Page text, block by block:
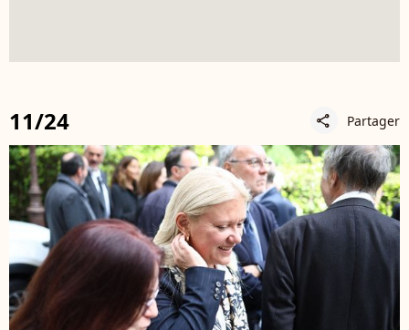
11/24 share Partager